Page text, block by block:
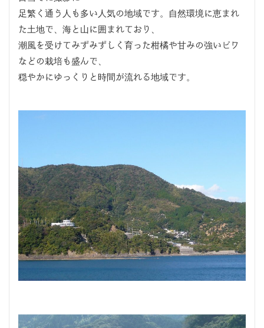
足繁く通う人も多い人気の地域です。自然環境に恵まれ
た土地で、海と山に囲まれており、
潮風を受けてみずみずしく育った柑橘や甘みの強いビワ
などの栽培も盛んで、
穏やかにゆっくりと時間が流れる地域です。